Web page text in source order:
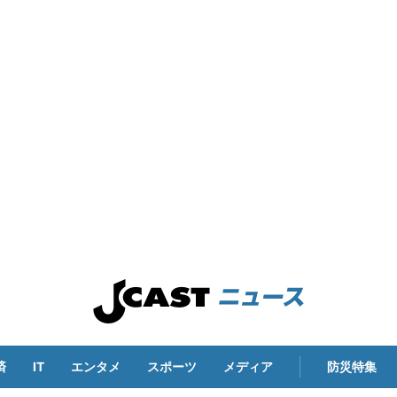
IT エンタメ スポーツ メディア 防災特集